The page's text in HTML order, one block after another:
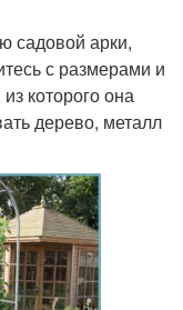
садовой арки,
с размерами и
которого она
дерево, металл